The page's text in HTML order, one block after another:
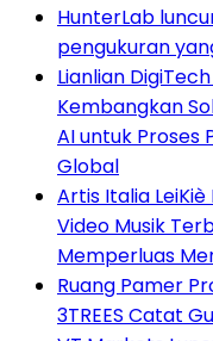
HunterLab
pengukuran
Lianlian
Kembangkan
AI untuk Proses
Global
Artis Italia
Video Musik
Memperluas
Ruang Pamer
3TREES Catat